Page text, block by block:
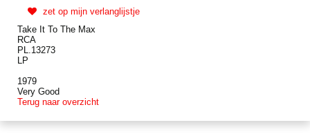
zet op mijn verlanglijstje
Take It To The Max
RCA
PL.13273
LP
1979
Very Good
Terug naar overzicht